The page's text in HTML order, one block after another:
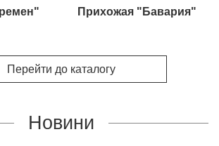
Прихожая "Бавария"
Перейти до каталогу
Новини